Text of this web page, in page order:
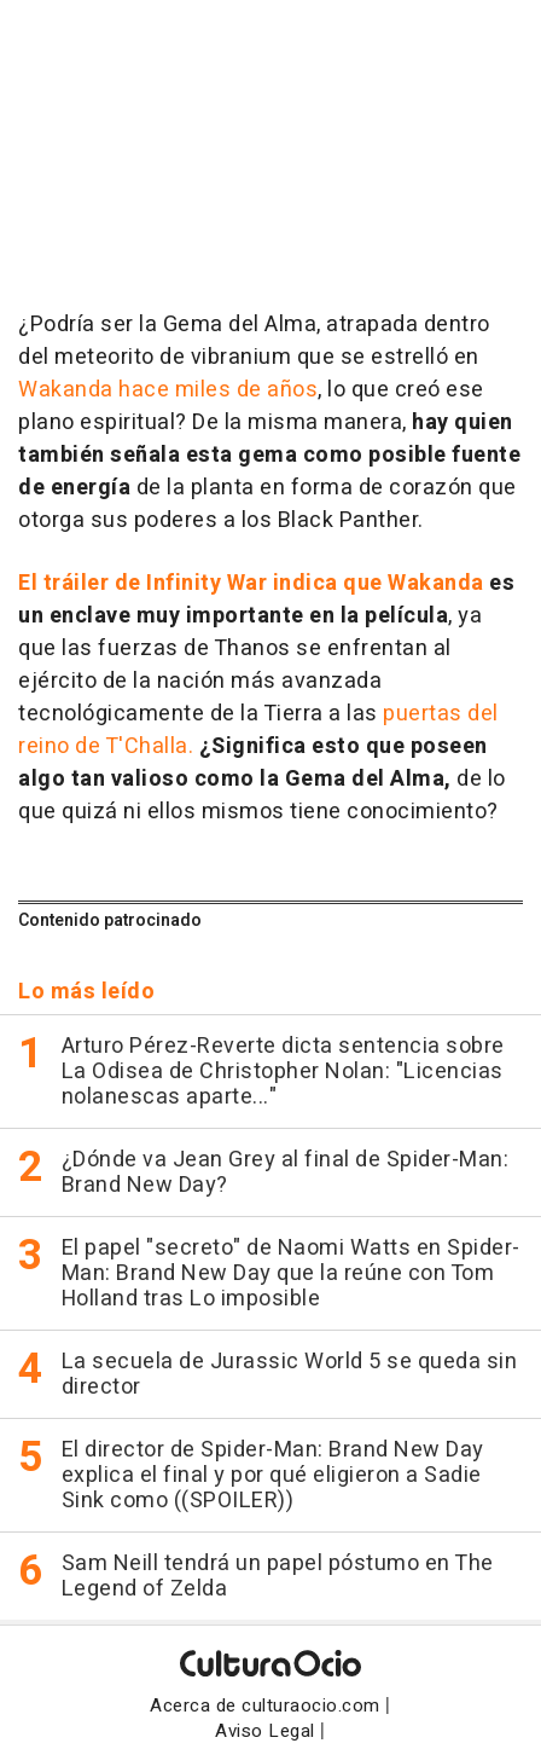
¿Podría ser la Gema del Alma, atrapada dentro
del meteorito de vibranium que se estrelló en
Wakanda hace miles de años, lo que creó ese
plano espiritual? De la misma manera, hay quien
también señala esta gema como posible fuente
de energía de la planta en forma de corazón que
otorga sus poderes a los Black Panther.
El tráiler de Infinity War indica que Wakanda es
un enclave muy importante en la película, ya
que las fuerzas de Thanos se enfrentan al
ejército de la nación más avanzada
tecnológicamente de la Tierra a las puertas del
reino de T'Challa. ¿Significa esto que poseen
algo tan valioso como la Gema del Alma, de lo
que quizá ni ellos mismos tiene conocimiento?
Contenido patrocinado
Lo más leído
Arturo Pérez-Reverte dicta sentencia sobre
La Odisea de Christopher Nolan: "Licencias
nolanescas aparte..."
¿Dónde va Jean Grey al final de Spider-Man:
Brand New Day?
El papel "secreto" de Naomi Watts en Spider-
Man: Brand New Day que la reúne con Tom
Holland tras Lo imposible
La secuela de Jurassic World 5 se queda sin
director
El director de Spider-Man: Brand New Day
explica el final y por qué eligieron a Sadie
Sink como ((SPOILER))
Sam Neill tendrá un papel póstumo en The
Legend of Zelda
Acerca de culturaocio.com |
Aviso Legal |